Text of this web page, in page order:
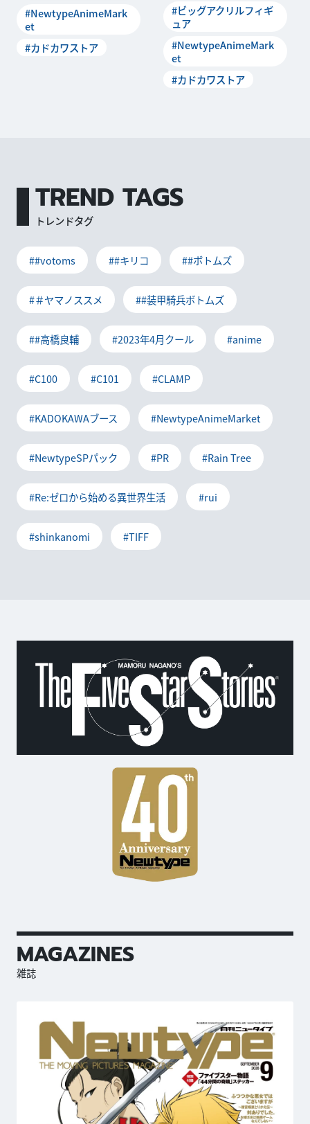
#NewtypeAnimeMark
et
#カドカワストア
#ビッグアクリルフィギ
ュア
#NewtypeAnimeMark
et
#カドカワストア
TREND TAGS
トレンドタグ
##votoms ##キリコ ##ボトムズ
#＃ヤマノススメ ##装甲騎兵ボトムズ
##高橋良輔 #2023年4月クール #anime
#C100 #C101 #CLAMP
#KADOKAWAブース #NewtypeAnimeMarket
#NewtypeSPパック #PR #Rain Tree
#Re:ゼロから始める異世界生活 #rui
#shinkanomi #TIFF
MAGAZINES
雑誌